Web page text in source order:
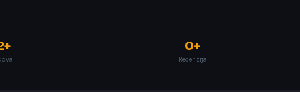
0+
Recenzija